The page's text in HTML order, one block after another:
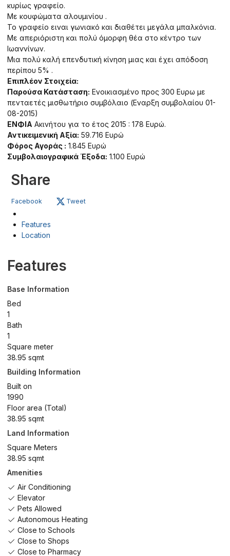
κυρίως γραφείο.
Με κουφώματα αλουμινίου .
Το γραφείο ειναι γωνιακό και διαθέτει μεγάλα μπαλκόνια.
Με απεριόριστη και πολύ όμορφη θέα στο κέντρο των
Ιωαννίνων.
Μια πολύ καλή επενδυτική κίνηση μιας και έχει απόδοση
περίπου 5% .
Επιπλέον Στοιχεία:
Παρούσα Κατάσταση: Ενοικιασμένο προς 300 Ευρω με
πενταετές μισθωτήριο συμβόλαιο (Εναρξη συμβολαίου 01-
08-2015)
ΕΝΦΙΑ Ακινήτου για το έτος 2015 : 178 Ευρώ.
Αντικειμενική Αξία: 59.716 Ευρώ
Φόρος Αγοράς : 1.845 Ευρώ
Συμβολαιογραφικά Έξοδα: 1.100 Ευρώ
Share
Facebook Tweet
Features
Location
Features
Base Information
Bed
1
Bath
1
Square meter
38.95 sqmt
Building Information
Built on
1990
Floor area (Total)
38.95 sqmt
Land Information
Square Meters
38.95 sqmt
Amenities
Air Conditioning
Elevator
Pets Allowed
Autonomous Heating
Close to Schools
Close to Shops
Close to Pharmacy